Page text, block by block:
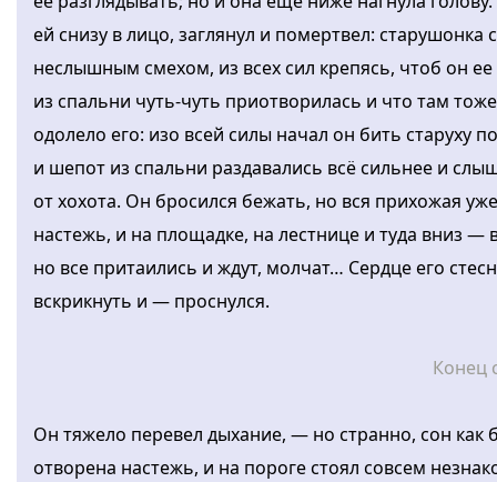
ей снизу в лицо, заглянул и помертвел:
неслышным смехом, из всех сил крепясь, чтоб он
из спальни чуть-чуть приотворилась и что там
одолело его: изо всей силы начал он бить старуху
и шепот из спальни раздавались всё сильнее и
от хохота. Он бросился бежать, но вся прихожая
настежь, и на площадке, на лестнице и туда вниз —
но все притаились и ждут, молчат… Сердце его
вскрикнуть и — проснулся.
Конец
Он тяжело перевел дыхание, — но странно, сон как
отворена настежь, и на пороге стоял совсем